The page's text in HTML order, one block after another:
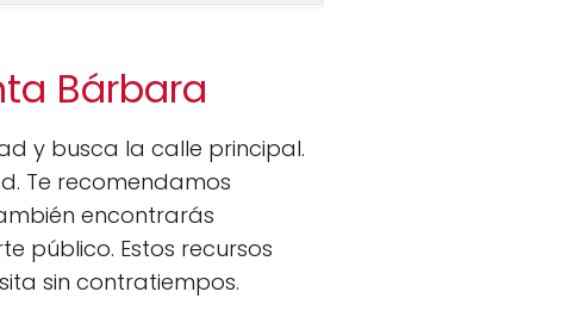
Bárbara
y busca la calle principal.
Te recomendamos
encontrarás
público. Estos recursos
sin contratiempos.